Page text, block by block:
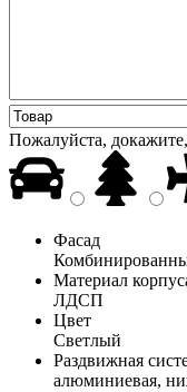
Пожалуйста,
Фасад
Материал
ЛДСП
Цвет
Светлый
Раздвижная
алюминиевая,